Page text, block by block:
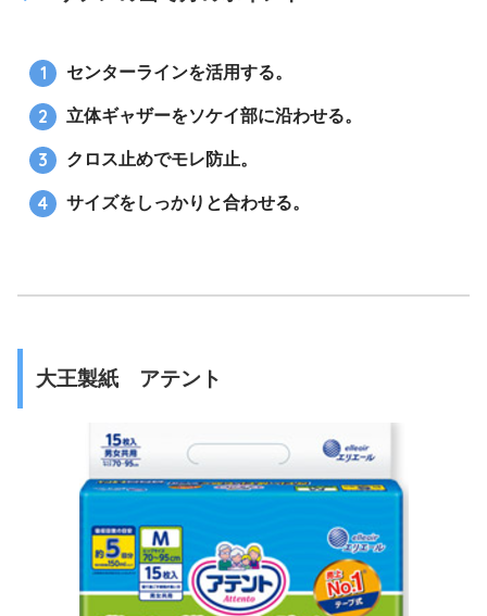
センターラインを活用する。
立体ギャザーをソケイ部に沿わせる。
クロス止めでモレ防止。
サイズをしっかりと合わせる。
大王製紙 アテント